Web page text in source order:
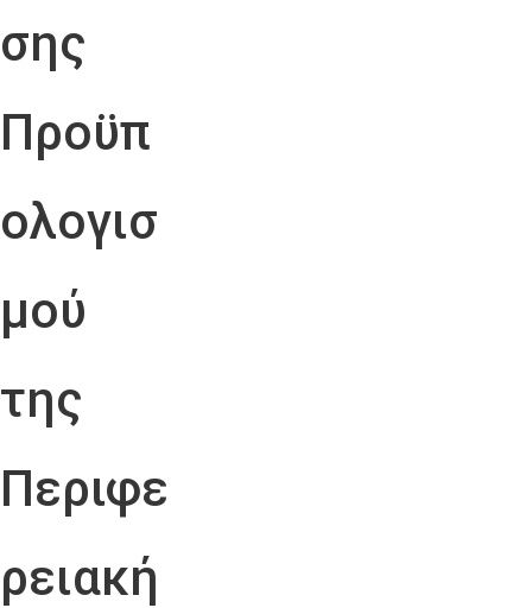
σης
Προϋπ
ολογισ
μού
της
Περιφε
ρειακή